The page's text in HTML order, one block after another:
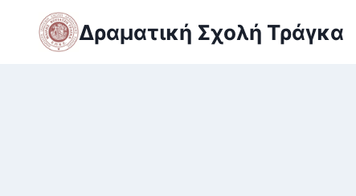
content
Δραματική Σχολή Τράγκα